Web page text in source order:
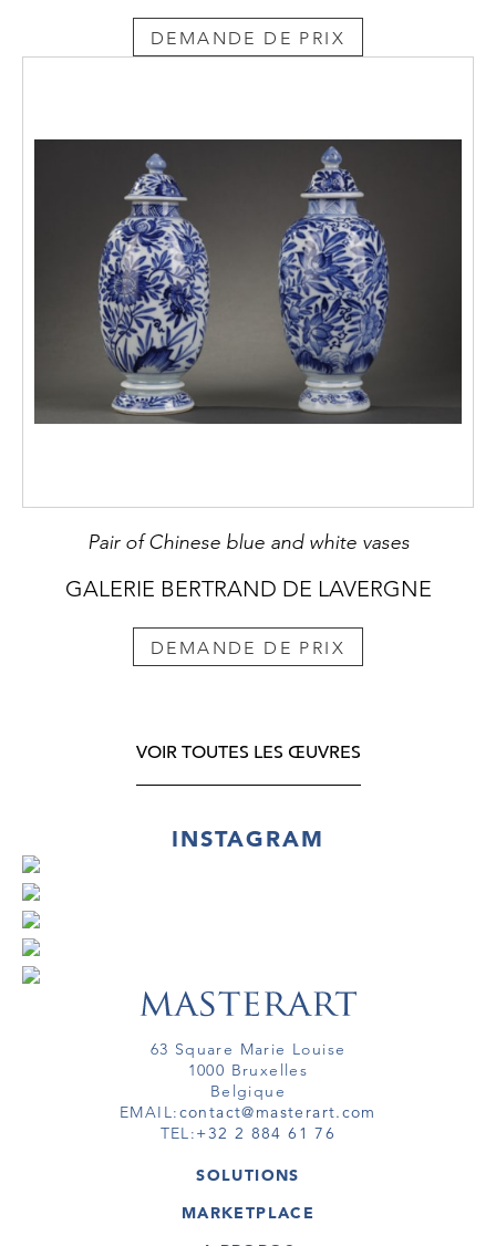
DEMANDE DE PRIX
Pair of Chinese blue and white vases
GALERIE BERTRAND DE LAVERGNE
DEMANDE DE PRIX
VOIR TOUTES LES ŒUVRES
INSTAGRAM
63 Square Marie Louise
1000 Bruxelles
Belgique
EMAIL:contact@masterart.com
TEL:+32 2 884 61 76
SOLUTIONS
GALERIE
MARKETPLACE